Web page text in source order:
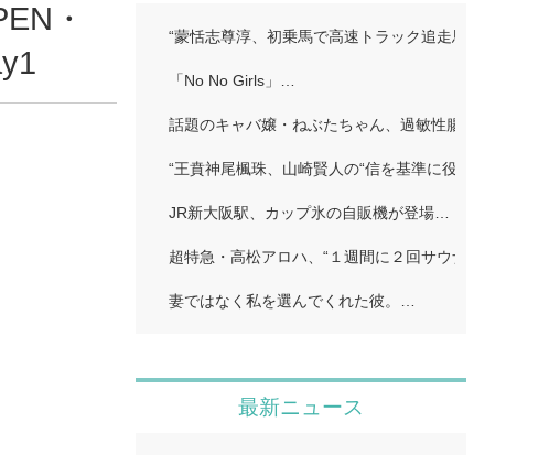
・
“蒙恬志尊淳、初乗馬で高速トラック追走馬シーン増加…
「No No Girls」…
話題のキャバ嬢・ねぶたちゃん、過敏性腸症候群に苦
“王賁神尾楓珠、山崎賢人の“信を基準に役作り「蟻が
JR新大阪駅、カップ氷の自販機が登場…
超特急・高松アロハ、“１週間に２回サウナで偶然遭遇
妻ではなく私を選んでくれた彼。…
最新ニュース